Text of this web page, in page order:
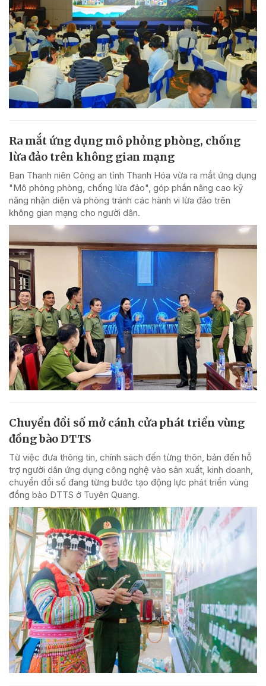
Ra mắt ứng dụng mô phỏng phòng, chống
lừa đảo trên không gian mạng
Ban Thanh niên Công an tỉnh Thanh Hóa vừa ra mắt ứng dụng
"Mô phỏng phòng, chống lừa đảo", góp phần nâng cao kỹ
năng nhận diện và phòng tránh các hành vi lừa đảo trên
không gian mạng cho người dân.
Chuyển đổi số mở cánh cửa phát triển vùng
đồng bào DTTS
Từ việc đưa thông tin, chính sách đến từng thôn, bản đến hỗ
trợ người dân ứng dụng công nghệ vào sản xuất, kinh doanh,
chuyển đổi số đang từng bước tạo động lực phát triển vùng
đồng bào DTTS ở Tuyên Quang.